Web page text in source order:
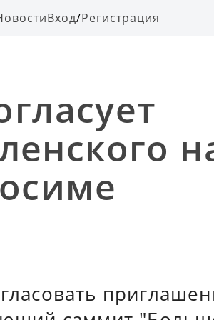
Вход/Регистрация